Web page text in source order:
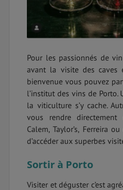
Pour les passionnés de
avant la visite des caves
bienvenue vous pouvez
l’institut des vins de Porto.
la viticulture s’y cache.
vous rendre
Calem, Taylor’s, Ferreira
d’accéder aux superbes
Sortir à Porto
Visiter et déguster c’est